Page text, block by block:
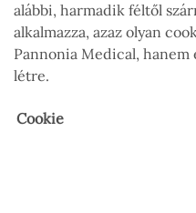
alábbi, harmadik féltől
alkalmazza, azaz olyan
Pannonia Medical,
létre.
Cookie